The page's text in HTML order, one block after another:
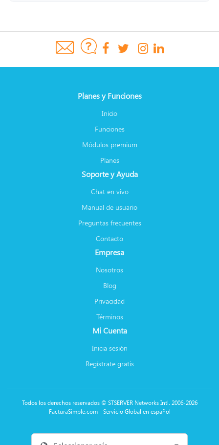
Planes y Funciones
Inicio
Funciones
Módulos premium
Planes
Soporte y Ayuda
Chat en vivo
Manual de usuario
Preguntas frecuentes
Contacto
Empresa
Nosotros
Blog
Privacidad
Términos
Mi Cuenta
Inicia sesión
Regístrate gratis
Todos los derechos reservados © STSERVER Networks Intl. 2006-2026
FacturaSimple.com - Servicio Global en español